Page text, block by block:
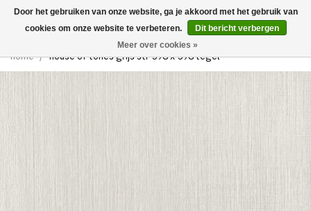
0
home / house of tones grijs str 598 x 598 tegel
Door het gebruiken van onze website, ga je akkoord met het gebruik van
cookies om onze website te verbeteren.
Dit bericht verbergen
Meer over cookies »